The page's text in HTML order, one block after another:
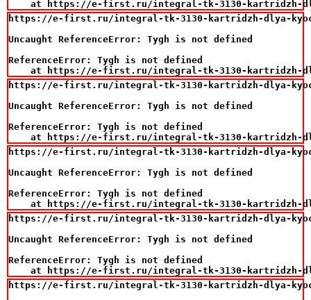
at https://e-first.ru/integral-tk-3130-
https://e-first.ru/integral-tk-3130-kartridzh-dlya-
Uncaught ReferenceError: Tygh is not defined
ReferenceError: Tygh is not defined
at https://e-first.ru/integral-tk-3130-
https://e-first.ru/integral-tk-3130-kartridzh-dlya-
Uncaught ReferenceError: Tygh is not defined
ReferenceError: Tygh is not defined
at https://e-first.ru/integral-tk-3130-
https://e-first.ru/integral-tk-3130-kartridzh-dlya-
Uncaught ReferenceError: Tygh is not defined
ReferenceError: Tygh is not defined
at https://e-first.ru/integral-tk-3130-
https://e-first.ru/integral-tk-3130-kartridzh-dlya-kyocera-
Uncaught ReferenceError: Tygh is not defined
ReferenceError: Tygh is not defined
at https://e-first.ru/integral-tk-3130-
https://e-first.ru/integral-tk-3130-kartridzh-dlya-